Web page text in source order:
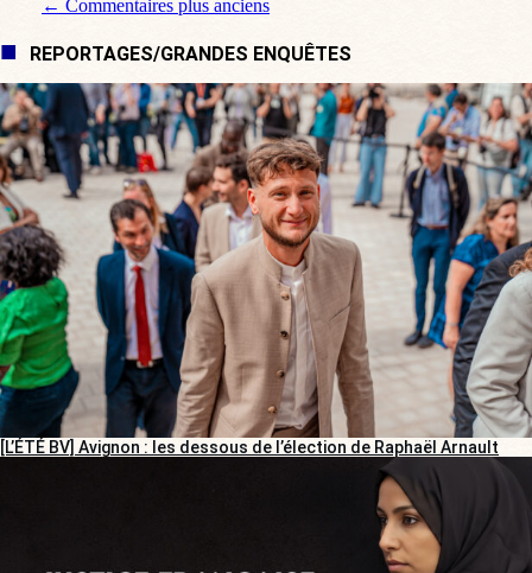
Navigation de commentaire
← Commentaires plus anciens
REPORTAGES/GRANDES ENQUÊTES
[L’ÉTÉ BV] Avignon : les dessous de l’élection de Raphaël Arnault